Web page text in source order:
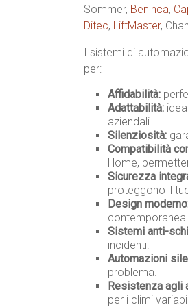
Sommer, Beninca,
Ditec, LiftMaster,
I sistemi di
per:
Affidabilità:
Adattabilità:
aziendali.
Silenziosità:
Compatibilità
Home,
Sicurezza
proteggono il
Design
contemporanea.
Sistemi anti-
incidenti.
Automazioni
problema.
Resistenza agli
per i climi